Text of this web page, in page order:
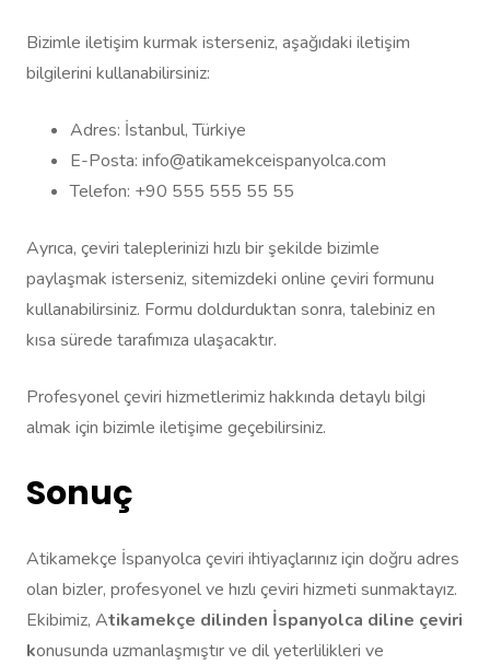
Bizimle iletişim kurmak isterseniz, aşağıdaki iletişim
bilgilerini kullanabilirsiniz:
Adres: İstanbul, Türkiye
E-Posta: info@atikamekceispanyolca.com
Telefon: +90 555 555 55 55
Ayrıca, çeviri taleplerinizi hızlı bir şekilde bizimle
paylaşmak isterseniz, sitemizdeki online çeviri formunu
kullanabilirsiniz. Formu doldurduktan sonra, talebiniz en
kısa sürede tarafımıza ulaşacaktır.
Profesyonel çeviri hizmetlerimiz hakkında detaylı bilgi
almak için bizimle iletişime geçebilirsiniz.
Sonuç
Atikamekçe İspanyolca çeviri ihtiyaçlarınız için doğru adres
olan bizler, profesyonel ve hızlı çeviri hizmeti sunmaktayız.
Ekibimiz, Atikamekçe dilinden İspanyolca diline çeviri
konusunda uzmanlaşmıştır ve dil yeterlilikleri ve